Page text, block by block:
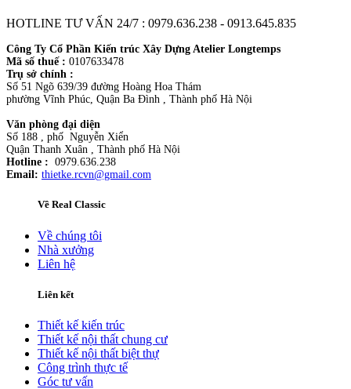
HOTLINE TƯ VẤN 24/7 : 0979.636.238 - 0913.645.835
Công Ty Cổ Phần Kiến trúc Xây Dựng Atelier Longtemps
Mã số thuế : 0107633478
Trụ sở chính :
Số 51 Ngõ 639/39 đường Hoàng Hoa Thám
phường Vĩnh Phúc, Quận Ba Đình , Thành phố Hà Nội
Văn phòng đại diện
Số 188 , phố Nguyễn Xiển
Quận Thanh Xuân , Thành phố Hà Nội
Hotline : 0979.636.238
Email: thietke.rcvn@gmail.com
Về Real Classic
Về chúng tôi
Nhà xưởng
Liên hệ
Liên kết
Thiết kế kiến trúc
Thiết kế nội thất chung cư
Thiết kế nội thất biệt thự
Công trình thực tế
Góc tư vấn